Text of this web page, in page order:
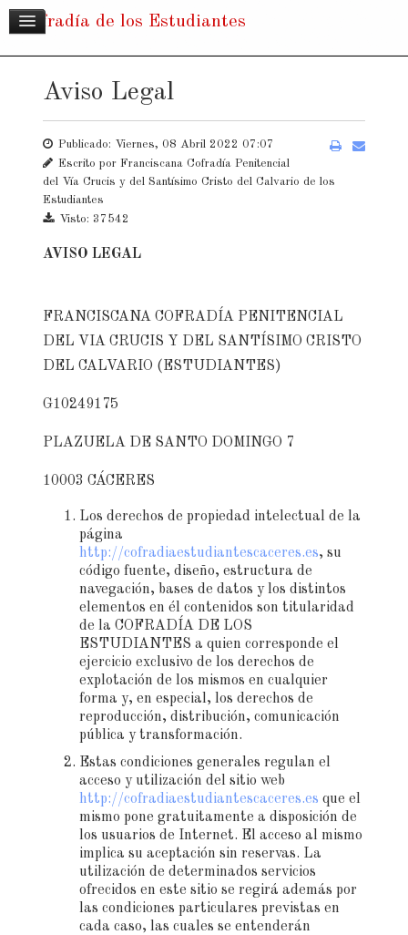
Cofradía de los Estudiantes
Aviso Legal
Publicado: Viernes, 08 Abril 2022 07:07
Escrito por Franciscana Cofradía Penitencial
del Vía Crucis y del Santísimo Cristo del Calvario de los
Estudiantes
Visto: 37542
AVISO LEGAL
FRANCISCANA COFRADÍA PENITENCIAL
DEL VIA CRUCIS Y DEL SANTÍSIMO CRISTO
DEL CALVARIO (ESTUDIANTES)
G10249175
PLAZUELA DE SANTO DOMINGO 7
10003 CÁCERES
Los derechos de propiedad intelectual de la
página
http://cofradiaestudiantescaceres.es, su
código fuente, diseño, estructura de
navegación, bases de datos y los distintos
elementos en él contenidos son titularidad
de la COFRADÍA DE LOS
ESTUDIANTES a quien corresponde el
ejercicio exclusivo de los derechos de
explotación de los mismos en cualquier
forma y, en especial, los derechos de
reproducción, distribución, comunicación
pública y transformación.
Estas condiciones generales regulan el
acceso y utilización del sitio web
http://cofradiaestudiantescaceres.es que el
mismo pone gratuitamente a disposición de
los usuarios de Internet. El acceso al mismo
implica su aceptación sin reservas. La
utilización de determinados servicios
ofrecidos en este sitio se regirá además por
las condiciones particulares previstas en
cada caso, las cuales se entenderán